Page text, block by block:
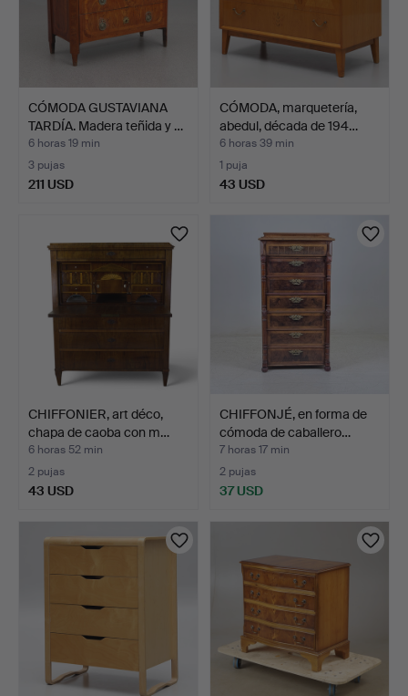
CÓMODA GUSTAVIANA
TARDÍA. Madera teñida y …
6 horas 19 min
3 pujas
211 USD
CÓMODA, marquetería,
abedul, década de 194…
6 horas 39 min
1 puja
43 USD
CHIFFONIER, art déco,
chapa de caoba con m…
6 horas 52 min
2 pujas
43 USD
CHIFFONJÉ, en forma de
cómoda de caballero…
7 horas 17 min
2 pujas
37 USD